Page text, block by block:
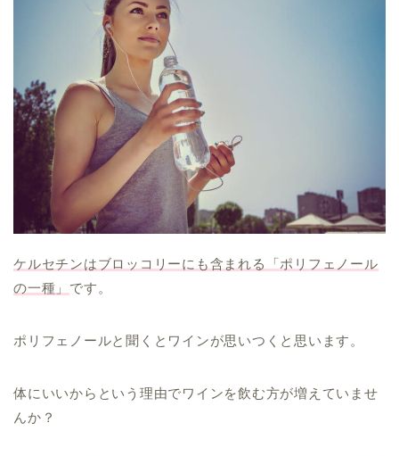
ケルセチンはブロッコリーにも含まれる「ポリフェノール
の一種」 です。
ポリフェノールと聞くとワインが思いつくと思います。
体にいいからという理由でワインを飲む方が増えていませ
んか？